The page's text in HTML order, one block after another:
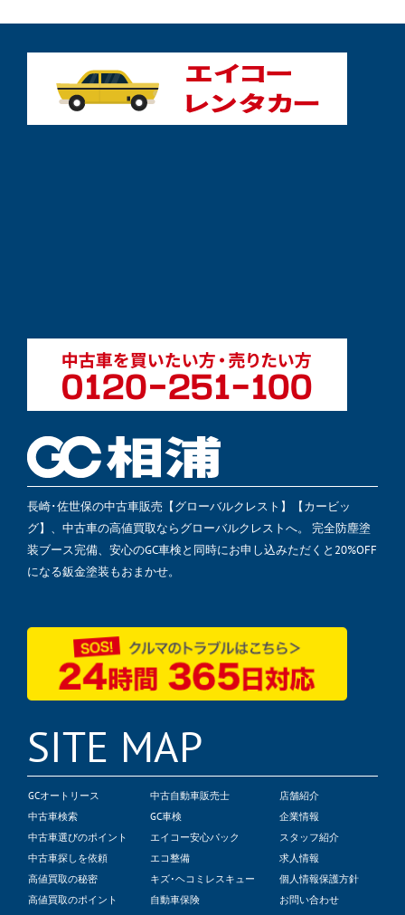
長崎･佐世保の中古車販売【グローバルクレスト】【カービッ
グ】、中古車の高値買取ならグローバルクレストへ。 完全防塵塗
装ブース完備、安心のGC車検と同時にお申し込みただくと20%OFF
になる鈑金塗装もおまかせ。
SITE MAP
GCオートリース
中古車検索
中古車選びのポイント
中古車探しを依頼
高値買取の秘密
高値買取のポイント
中古自動車販売士
GC車検
エイコー安心パック
エコ整備
キズ･ヘコミレスキュー
自動車保険
店舗紹介
企業情報
スタッフ紹介
求人情報
個人情報保護方針
お問い合わせ